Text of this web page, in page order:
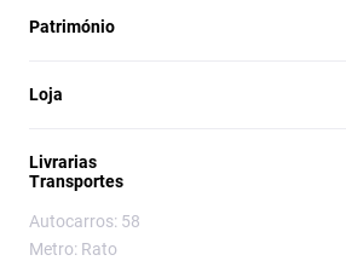
Património
Loja
Livrarias
Transportes
Autocarros: 58
Metro: Rato